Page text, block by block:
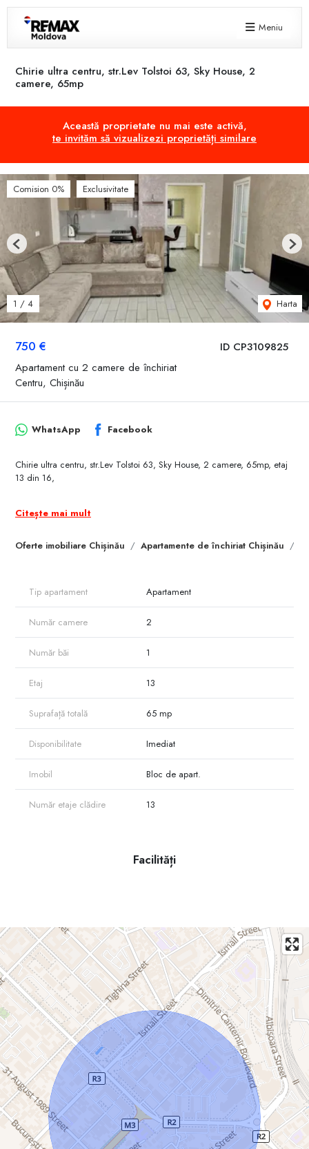
Meniu
Chirie ultra centru, str.Lev Tolstoi 63, Sky House, 2
camere, 65mp
Această proprietate nu mai este activă,
te invităm să vizualizezi proprietăți similare
ID CP3109825
750 €
Apartament cu 2 camere de închiriat
Centru, Chișinău
Comision 0% Exclusivitate
1 / 4 Harta
Previous Next
Oferte imobiliare Chișinău Apartamente de închiriat Chișinău
WhatsApp Facebook
Chirie ultra centru, str.Lev Tolstoi 63, Sky House, 2 camere, 65mp, etaj
13 din 16,
Citește mai mult
Tip apartament Apartament
Număr camere 2
Număr băi 1
Etaj 13
Suprafață totală 65 mp
Disponibilitate Imediat
Imobil Bloc de apart.
Număr etaje clădire 13
Facilități